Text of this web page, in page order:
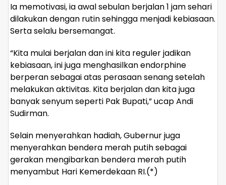
Ia memotivasi, ia awal sebulan berjalan 1 jam sehari
dilakukan dengan rutin sehingga menjadi kebiasaan.
Serta selalu bersemangat.
“Kita mulai berjalan dan ini kita reguler jadikan
kebiasaan, ini juga menghasilkan endorphine
berperan sebagai atas perasaan senang setelah
melakukan aktivitas. Kita berjalan dan kita juga
banyak senyum seperti Pak Bupati,” ucap Andi
Sudirman.
Selain menyerahkan hadiah, Gubernur juga
menyerahkan bendera merah putih sebagai
gerakan mengibarkan bendera merah putih
menyambut Hari Kemerdekaan RI.(*)